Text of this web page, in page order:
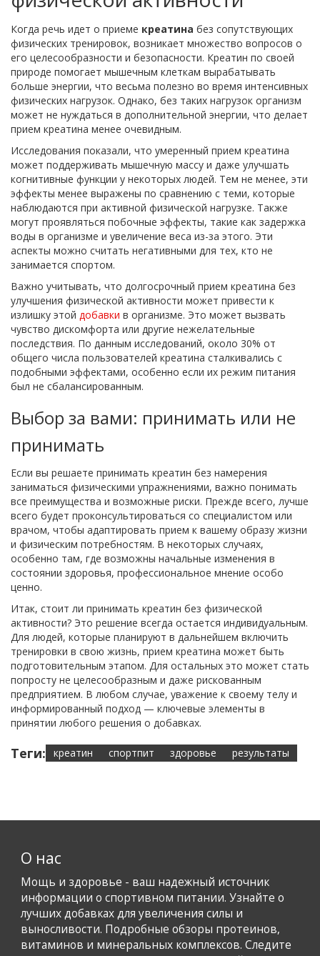
Когда речь идет о приеме креатина без сопутствующих
физических тренировок, возникает множество вопросов о
его целесообразности и безопасности. Креатин по своей
природе помогает мышечным клеткам вырабатывать
больше энергии, что весьма полезно во время интенсивных
физических нагрузок. Однако, без таких нагрузок организм
может не нуждаться в дополнительной энергии, что делает
прием креатина менее очевидным.
Исследования показали, что умеренный прием креатина
может поддерживать мышечную массу и даже улучшать
когнитивные функции у некоторых людей. Тем не менее, эти
эффекты менее выражены по сравнению с теми, которые
наблюдаются при активной физической нагрузке. Также
могут проявляться побочные эффекты, такие как задержка
воды в организме и увеличение веса из-за этого. Эти
аспекты можно считать негативными для тех, кто не
занимается спортом.
Важно учитывать, что долгосрочный прием креатина без
улучшения физической активности может привести к
излишку этой добавки в организме. Это может вызвать
чувство дискомфорта или другие нежелательные
последствия. По данным исследований, около 30% от
общего числа пользователей креатина сталкивались с
подобными эффектами, особенно если их режим питания
был не сбалансированным.
Выбор за вами: принимать или не
принимать
Если вы решаете принимать креатин без намерения
заниматься физическими упражнениями, важно понимать
все преимущества и возможные риски. Прежде всего, лучше
всего будет проконсультироваться со специалистом или
врачом, чтобы адаптировать прием к вашему образу жизни
и физическим потребностям. В некоторых случаях,
особенно там, где возможны начальные изменения в
состоянии здоровья, профессиональное мнение особо
ценно.
Итак, стоит ли принимать креатин без физической
активности? Это решение всегда остается индивидуальным.
Для людей, которые планируют в дальнейшем включить
тренировки в свою жизнь, прием креатина может быть
подготовительным этапом. Для остальных это может стать
попросту не целесообразным и даже рискованным
предприятием. В любом случае, уважение к своему телу и
информированный подход — ключевые элементы в
принятии любого решения о добавках.
Теги: креатин спортпит здоровье результаты
О нас
Мощь и здоровье - ваш надежный источник
информации о спортивном питании. Узнайте о
лучших добавках для увеличения силы и
выносливости. Подробные обзоры протеинов,
витаминов и минеральных комплексов. Следите